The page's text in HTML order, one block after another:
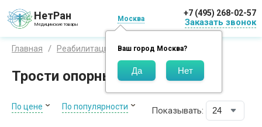
НетРан
Медицинские товары
Москва
Ваш город Москва?
+7 (495) 268-02-57
Заказать звонок
Главная Реабилитация Трости Armed
Трости опорные Armed
По цене По популярности Показывать: